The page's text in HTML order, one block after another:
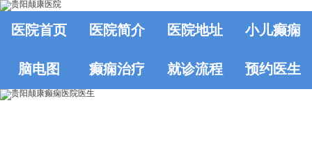
医院首页 医院简介 医院地址 小儿癫痫
脑电图 癫痫治疗 就诊流程 预约医生